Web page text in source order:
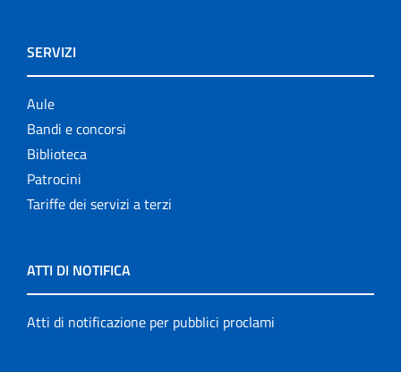
SERVIZI
Aule
Bandi e concorsi
Biblioteca
Patrocini
Tariffe dei servizi a terzi
ATTI DI NOTIFICA
Atti di notificazione per pubblici proclami